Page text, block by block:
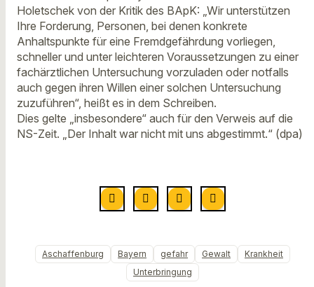
Holetschek von der Kritik des BApK: „Wir unterstützen
Ihre Forderung, Personen, bei denen konkrete
Anhaltspunkte für eine Fremdgefährdung vorliegen,
schneller und unter leichteren Voraussetzungen zu einer
fachärztlichen Untersuchung vorzuladen oder notfalls
auch gegen ihren Willen einer solchen Untersuchung
zuzuführen“, heißt es in dem Schreiben.
Dies gelte „insbesondere“ auch für den Verweis auf die
NS-Zeit. „Der Inhalt war nicht mit uns abgestimmt.“ (dpa)
Aschaffenburg Bayern gefahr Gewalt
Krankheit
Unterbringung